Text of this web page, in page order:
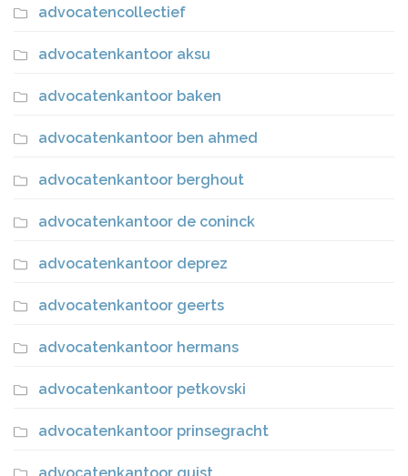
advocatencollectief
advocatenkantoor aksu
advocatenkantoor baken
advocatenkantoor ben ahmed
advocatenkantoor berghout
advocatenkantoor de coninck
advocatenkantoor deprez
advocatenkantoor geerts
advocatenkantoor hermans
advocatenkantoor petkovski
advocatenkantoor prinsegracht